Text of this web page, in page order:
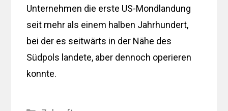
Unternehmen die erste US-Mondlandung
seit mehr als einem halben Jahrhundert,
bei der es seitwärts in der Nähe des
Südpols landete, aber dennoch operieren
konnte.